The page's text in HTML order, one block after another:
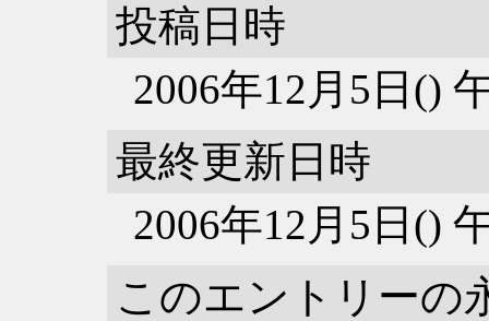
投稿日時
2006年12月5日()
最終更新日時
2006年12月5日()
このエントリーの